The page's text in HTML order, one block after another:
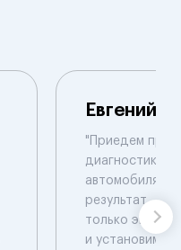
Евгений
"Приедем
диагностику
автомобиля ,
результат ,
только
и установим